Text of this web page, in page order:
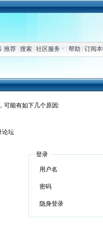
|推荐 |搜索 |社区服务 |帮助 |订阅
可能有如下几个原因:
论坛
登录
用户名
密码
隐身登录